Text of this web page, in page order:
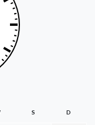
S D